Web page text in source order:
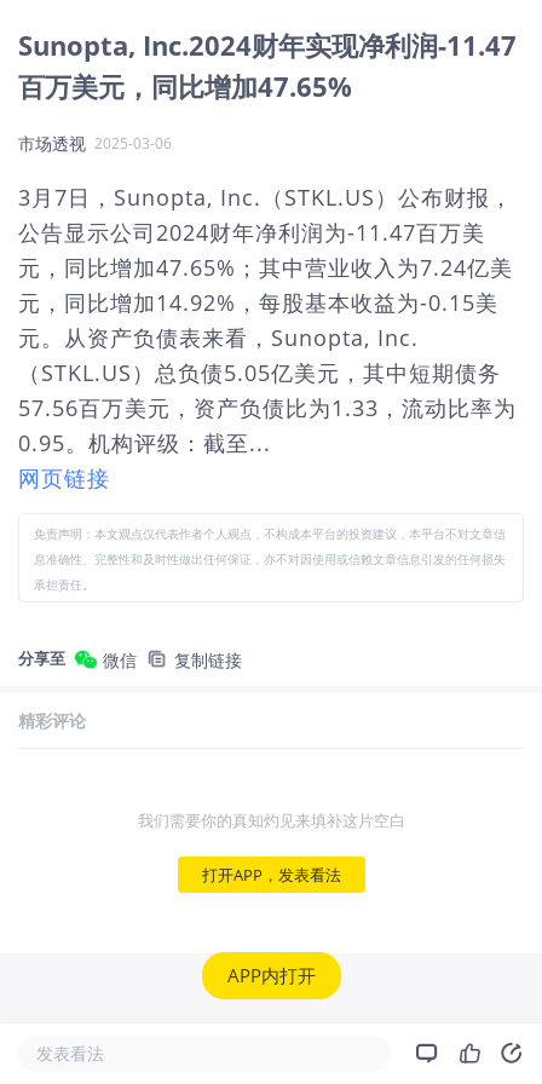
Sunopta, Inc.2024财年实现净利润-11.47
百万美元，同比增加47.65%
市场透视 2025-03-06
3月7日，Sunopta, Inc.（STKL.US）公布财报，
公告显示公司2024财年净利润为-11.47百万美
元，同比增加47.65%；其中营业收入为7.24亿美
元，同比增加14.92%，每股基本收益为-0.15美
元。从资产负债表来看，Sunopta, Inc.
（STKL.US）总负债5.05亿美元，其中短期债务
57.56百万美元，资产负债比为1.33，流动比率为
0.95。机构评级：截至...
网页链接
免责声明：本文观点仅代表作者个人观点，不构成本平台的投资建议，本平台不对文章信
息准确性、完整性和及时性做出任何保证，亦不对因使用或信赖文章信息引发的任何损失
承担责任。
分享至 微信 复制链接
精彩评论
我们需要你的真知灼见来填补这片空白
打开APP，发表看法
APP内打开
发表看法